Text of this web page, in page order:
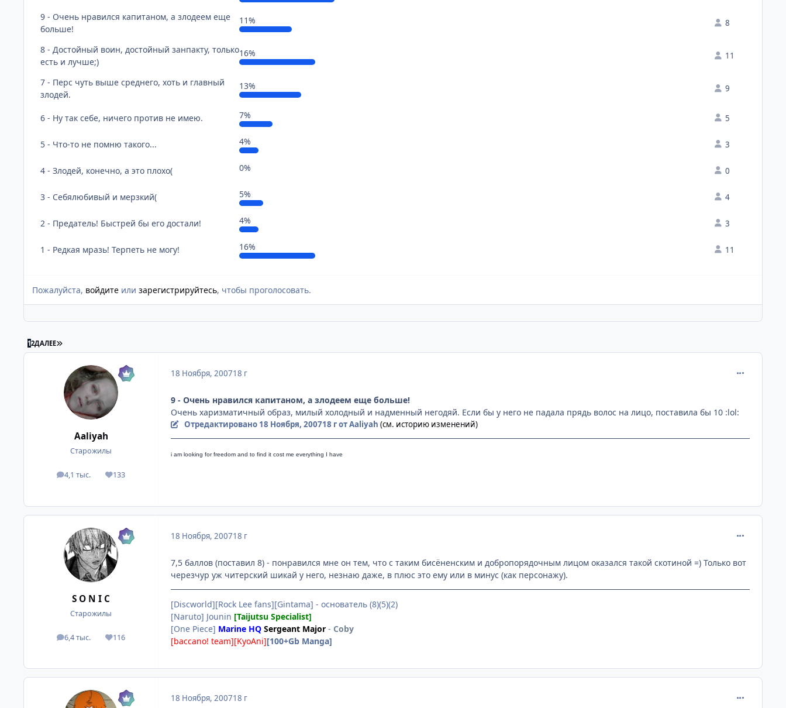
9 - Очень нравился капитаном, а злодеем еще
больше!
11% 8
8 - Достойный воин, достойный занпакту, только
есть и лучше;)
16% 11
7 - Перс чуть выше среднего, хоть и главный
злодей.
13% 9
6 - Ну так себе, ничего против не имею. 7% 5
5 - Что-то не помню такого... 4% 3
4 - Злодей, конечно, а это плохо( 0% 0
3 - Себялюбивый и мерзкий( 5% 4
2 - Предатель! Быстрей бы его достали! 4% 3
1 - Редкая мразь! Терпеть не могу! 16% 11
Пожалуйста, войдите или зарегистрируйтесь, чтобы проголосовать.
12ДАЛЕЕ ПОСЛЕДНЯЯ СТРАНИЦА
Aaliyah
Старожилы
4,1 тыс.
посты 133
Репутация
18 Ноября, 200718 г
9 - Очень нравился капитаном, а злодеем еще больше!
Очень харизматичный образ, милый холодный и надменный негодяй. Если бы у него не падала прядь волос на лицо, поставила бы 10 :lol:
Отредактировано 18 Ноября, 200718 гот Aaliyah (см. историю изменений)
i am looking for freedom and to find it cost me everything I have
S O N I C
Старожилы
6,4 тыс.
посты 116
Репутация
18 Ноября, 200718 г
7,5 баллов (поставил 8) - понравился мне он тем, что с таким бисёненским и добропорядочным лицом оказался такой скотиной =) Только вот
черезчур уж читерский шикай у него, незнаю даже, в плюс это ему или в минус (как персонажу).
[Discworld][Rock Lee fans][Gintama] - основатель (8)(5)(2)
[Naruto] Jounin [Taijutsu Specialist]
[One Piece] Marine HQ Sergeant Major - Coby
[baccano! team][KyoAni][100+Gb Manga]
18 Ноября, 200718 г